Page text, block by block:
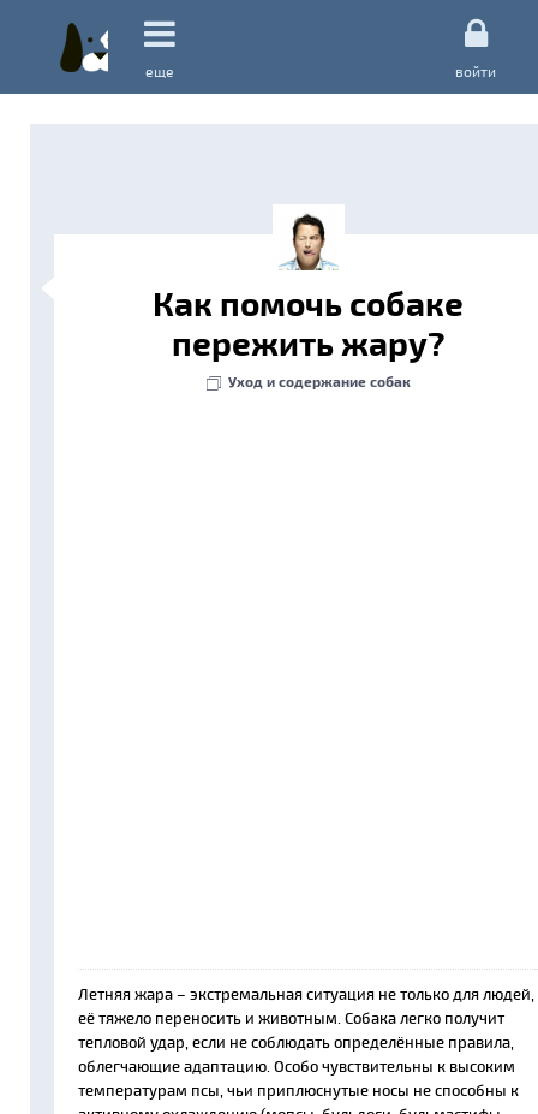
еще войти
Как помочь собаке
пережить жару?
Уход и содержание собак
Летняя жара – экстремальная ситуация не только для людей,
её тяжело переносить и животным. Собака легко получит
тепловой удар, если не соблюдать определённые правила,
облегчающие адаптацию. Особо чувствительны к высоким
температурам псы, чьи приплюснутые носы не способны к